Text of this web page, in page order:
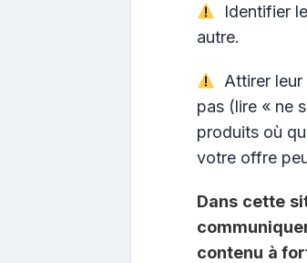
Identifier
autre.
Attirer
pas (lire « ne
produits où
votre offre
Dans cette
contenu à